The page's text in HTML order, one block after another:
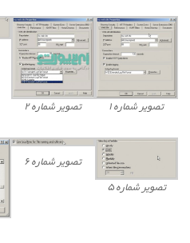
تصویر شماره ۱ تصویر شماره ۲
تصویر شماره ۵
تصویر شماره ۶